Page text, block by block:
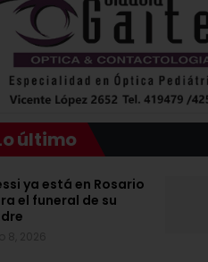
último
ya está en Rosario
el funeral de su